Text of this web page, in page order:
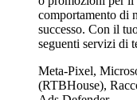
comportamento di
successo. Con il
seguenti servizi di
Meta-Pixel,
(RTBHouse),